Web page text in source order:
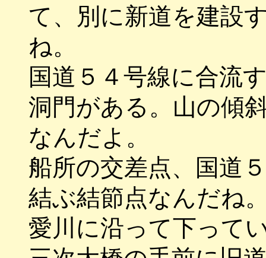
て、別に新道を建設
ね。
国道５４号線に合流
洞門がある。山の傾
なんだよ。
船所の交差点、国道
結ぶ結節点なんだね
愛川に沿って下って